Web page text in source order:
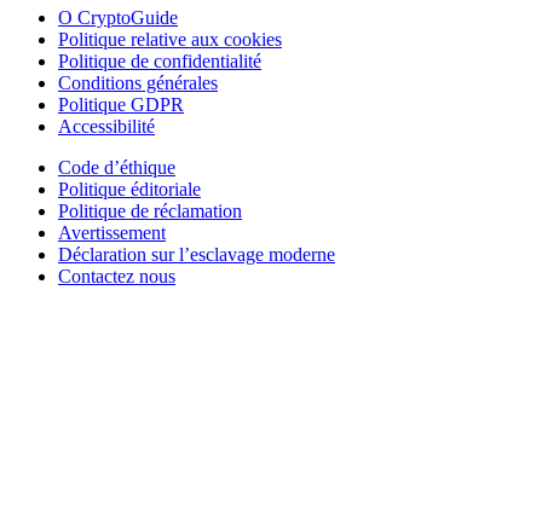
O CryptoGuide
Politique relative aux cookies
Politique de confidentialité
Conditions générales
Politique GDPR
Accessibilité
Code d’éthique
Politique éditoriale
Politique de réclamation
Avertissement
Déclaration sur l’esclavage moderne
Contactez nous